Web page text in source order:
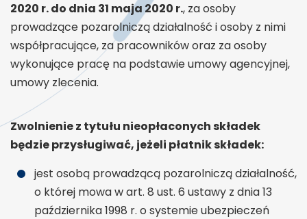
2020 r. do dnia 31 maja 2020 r., za osoby
prowadzące pozarolniczą działalność i osoby z nimi
współpracujące, za pracowników oraz za osoby
wykonujące pracę na podstawie umowy agencyjnej,
umowy zlecenia.
Zwolnienie z tytułu nieopłaconych składek
będzie przysługiwać, jeżeli płatnik składek:
jest osobą prowadzącą pozarolniczą działalność,
o której mowa w art. 8 ust. 6 ustawy z dnia 13
października 1998 r. o systemie ubezpieczeń